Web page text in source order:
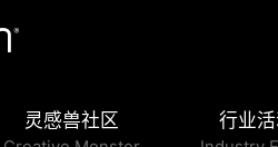
灵感兽社区 行业